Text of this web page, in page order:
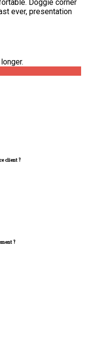
Doggie corner
ever, presentation
client ?
?